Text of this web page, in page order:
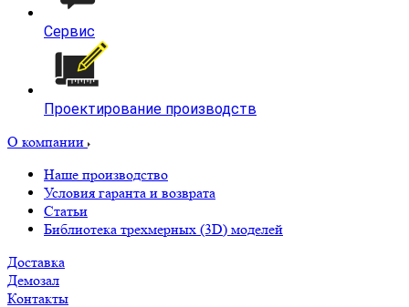
Сервис
Проектирование производств
О компании
Наше производство
Условия гаранта и возврата
Статьи
Библиотека трехмерных (3D) моделей
Доставка
Демозал
Контакты